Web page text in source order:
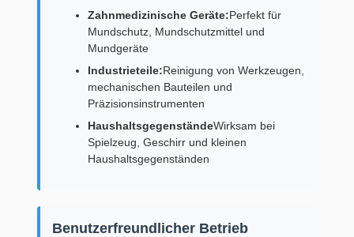
Zahnmedizinische Geräte:Perfekt für
Mundschutz, Mundschutzmittel und
Mundgeräte
Industrieteile:Reinigung von Werkzeugen,
mechanischen Bauteilen und
Präzisionsinstrumenten
HaushaltsgegenständeWirksam bei
Spielzeug, Geschirr und kleinen
Haushaltsgegenständen
Benutzerfreundlicher Betrieb